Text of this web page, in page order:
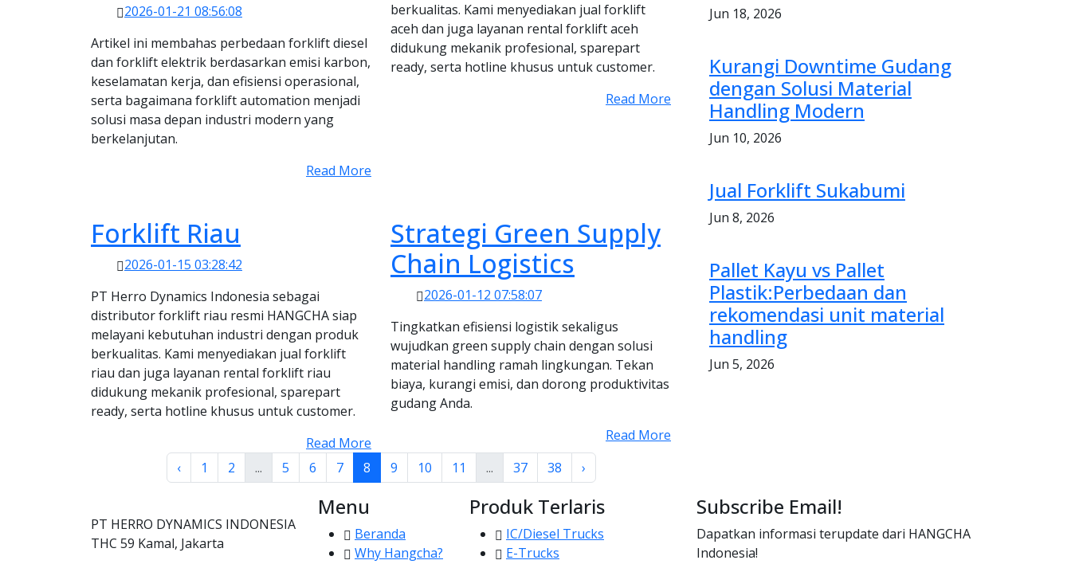
2026-01-21 08:56:08
Artikel ini membahas perbedaan forklift diesel
dan forklift elektrik berdasarkan emisi karbon,
keselamatan kerja, dan efisiensi operasional,
serta bagaimana forklift automation menjadi
solusi masa depan industri modern yang
berkelanjutan.
Read More
berkualitas. Kami menyediakan jual forklift
aceh dan juga layanan rental forklift aceh
didukung mekanik profesional, sparepart
ready, serta hotline khusus untuk customer.
Read More
Forklift Riau
2026-01-15 03:28:42
PT Herro Dynamics Indonesia sebagai
distributor forklift riau resmi HANGCHA siap
melayani kebutuhan industri dengan produk
berkualitas. Kami menyediakan jual forklift
riau dan juga layanan rental forklift riau
didukung mekanik profesional, sparepart
ready, serta hotline khusus untuk customer.
Read More
Strategi Green Supply
Chain Logistics
2026-01-12 07:58:07
Tingkatkan efisiensi logistik sekaligus
wujudkan green supply chain dengan solusi
material handling ramah lingkungan. Tekan
biaya, kurangi emisi, dan dorong produktivitas
gudang Anda.
Read More
‹
1 2 ... 5 6 7 8 9 10 11 ... 37 38 ›
Jun 18, 2026
Kurangi Downtime Gudang
dengan Solusi Material
Handling Modern
Jun 10, 2026
Jual Forklift Sukabumi
Jun 8, 2026
Pallet Kayu vs Pallet
Plastik:Perbedaan dan
rekomendasi unit material
handling
Jun 5, 2026
PT HERRO DYNAMICS INDONESIA
THC 59 Kamal, Jakarta
Menu
Beranda
Why Hangcha?
Produk Terlaris
IC/Diesel Trucks
E-Trucks
Subscribe Email!
Dapatkan informasi terupdate dari HANGCHA
Indonesia!